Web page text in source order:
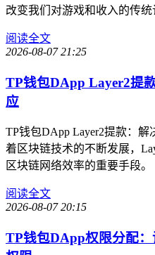
改变我们对游戏和收入的传统
阅读全文
2026-08-07 21:25
TP钱包DApp Layer2提
应
TP钱包DApp Layer2提款：
着区块链技术的不断发展，
区块链网络效率的重要手段。
阅读全文
2026-08-07 20:15
TP钱包DApp权限分配